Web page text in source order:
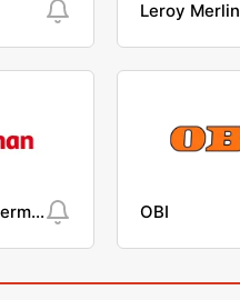
Leroy Merlin
Auchan Hipermarket OBI